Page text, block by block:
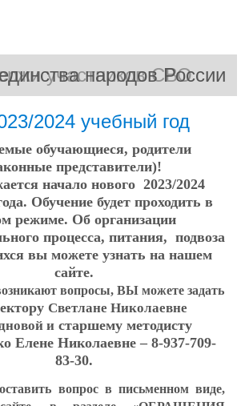
участников СВО
народов России
2024 учебный год
обучающиеся, родители
представители)!
начало нового 2023/2024
Обучение будет проходить в
режиме. Об организации
процесса, питания, подвоза
вы можете узнать на нашем
сайте.
вопросы, ВЫ можете задать
Светлане Николаевне
и старшему методисту
Елене Николаевне – 8-937-709-
83-30.
вопрос в письменном виде,